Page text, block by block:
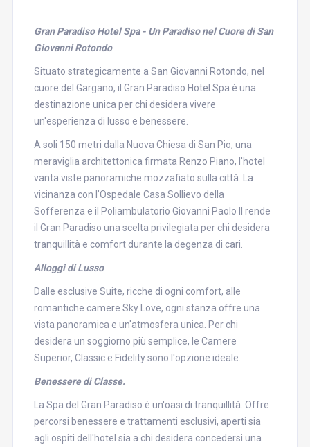
Gran Paradiso Hotel Spa - Un Paradiso nel Cuore di San
Giovanni Rotondo
Situato strategicamente a San Giovanni Rotondo, nel
cuore del Gargano, il Gran Paradiso Hotel Spa è una
destinazione unica per chi desidera vivere
un'esperienza di lusso e benessere.
A soli 150 metri dalla Nuova Chiesa di San Pio, una
meraviglia architettonica firmata Renzo Piano, l'hotel
vanta viste panoramiche mozzafiato sulla città. La
vicinanza con l’Ospedale Casa Sollievo della
Sofferenza e il Poliambulatorio Giovanni Paolo II rende
il Gran Paradiso una scelta privilegiata per chi desidera
tranquillità e comfort durante la degenza di cari.
Alloggi di Lusso
Dalle esclusive Suite, ricche di ogni comfort, alle
romantiche camere Sky Love, ogni stanza offre una
vista panoramica e un'atmosfera unica. Per chi
desidera un soggiorno più semplice, le Camere
Superior, Classic e Fidelity sono l'opzione ideale.
Benessere di Classe.
La Spa del Gran Paradiso è un'oasi di tranquillità. Offre
percorsi benessere e trattamenti esclusivi, aperti sia
agli ospiti dell'hotel sia a chi desidera concedersi una